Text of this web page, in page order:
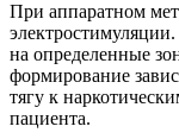
При аппаратном
на определенные
формирование
тягу к
пациента.